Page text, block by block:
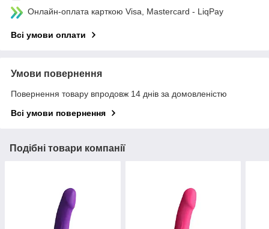
Онлайн-оплата карткою Visa, Mastercard - LiqPay
Всі умови оплати
Умови повернення
Повернення товару впродовж 14 днів за домовленістю
Всі умови повернення
Подібні товари компанії